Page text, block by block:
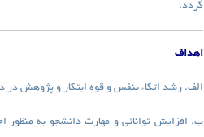
گردد.
اهداف
الف. رشد اتکاء بنفس و قوه ابتکار و پژوهش
ب. افزایش توانائی و مهارت دانشجو به